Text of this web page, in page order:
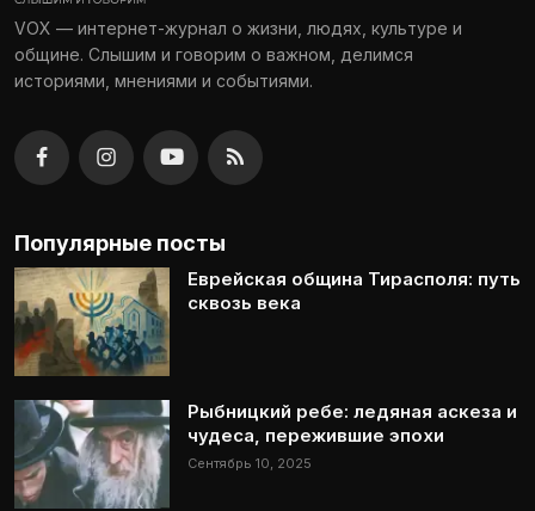
VOX — интернет-журнал о жизни, людях, культуре и
общине. Слышим и говорим о важном, делимся
историями, мнениями и событиями.
Популярные посты
Еврейская община Тирасполя: путь
сквозь века
Рыбницкий ребе: ледяная аскеза и
чудеса, пережившие эпохи
Сентябрь 10, 2025